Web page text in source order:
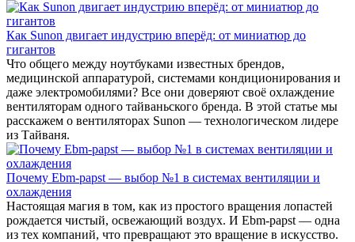
Как Sunon двигает индустрию вперёд: от миниатюр до
гигантов
Что общего между ноутбуками известных брендов,
медицинской аппаратурой, системами кондиционирования и
даже электромобилями? Все они доверяют своё охлаждение
вентиляторам одного тайваньского бренда. В этой статье мы
расскажем о вентиляторах Sunon — технологическом лидере
из Тайваня.
Почему Ebm-papst — выбор №1 в системах вентиляции и
охлаждения
Настоящая магия в том, как из простого вращения лопастей
рождается чистый, освежающий воздух. И Ebm-papst — одна
из тех компаний, что превращают это вращение в искусство.